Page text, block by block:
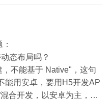
态布局吗？
不能基于 Native"，这句
能用安卓，要用H5开发AP
合开发，以安卓为主，H5